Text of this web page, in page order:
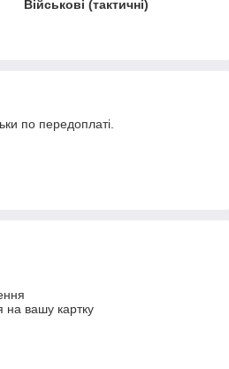
Військові (тактичні)
по передоплаті.
на вашу картку